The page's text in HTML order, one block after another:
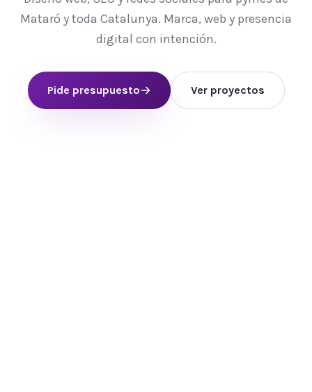
Mataró y toda Catalunya. Marca, web y presencia
digital con intención.
Pide presupuesto Ver proyectos